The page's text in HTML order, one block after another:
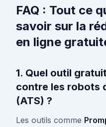
FAQ : Tout ce
savoir sur la
en ligne
1. Quel outil
contre les robots
(ATS) ?
Les outils comme